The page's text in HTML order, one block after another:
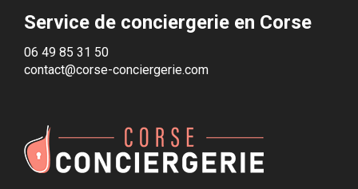
Service de conciergerie en Corse
06 49 85 31 50
contact@corse-conciergerie.com